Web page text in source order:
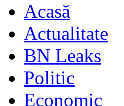
Acasă
Actualitate
BN Leaks
Politic
Economic